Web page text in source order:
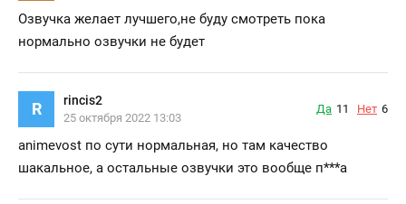
Озвучка желает лучшего,не буду смотреть пока
нормально озвучки не будет
R rincis2
25 октября 2022 13:03
Да 11 Нет 6
animevost по сути нормальная, но там качество
шакальное, а остальные озвучки это вообще п***а